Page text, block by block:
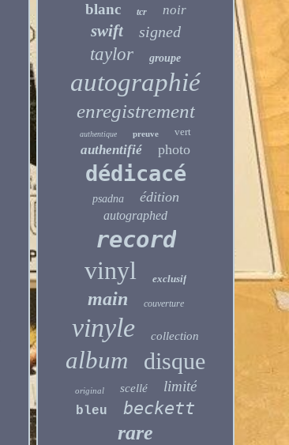
blanc tcr noir
swift signed
taylor groupe
autographié
enregistrement
authentique preuve vert
authentifié photo
dédicacé
psadna édition
autographed
record
vinyl exclusif
main couverture
vinyle collection
album disque
original scellé limité
bleu beckett
rare